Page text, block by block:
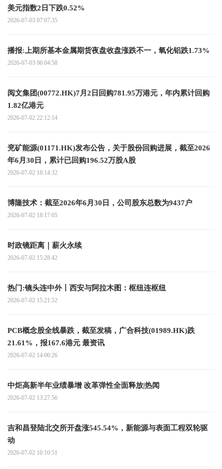
美元指数2日下跌0.52%
2026-07-03 07:07:35
播报:上期所基本金属期货夜盘收盘涨跌不一，氧化铝跌1.73%
2026-07-03 06:04:58
阅文集团(00772.HK)7月2日回购781.95万港元，年内累计回购
1.82亿港元
2026-07-02 22:12:14
兖矿能源(01171.HK)发布公告，关于股份回购进展，截至2026
年6月30日，累计已回购196.52万股A股
2026-07-02 18:14:32
博隆技术：截至2026年6月30日，公司股东总数为9437户
2026-07-02 18:17:05
时政镜距离｜薪火永续
2026-07-02 15:28:42
热门:镜头连中外丨西安与阿拉木图：枢纽连枢纽
2026-07-02 15:21:52
PCB概念股全线暴跌，截至发稿，广合科技(01989.HK)跌
21.61%，报167.6港元 最资讯
2026-07-02 14:00:26
中炬高新半年业绩暴增 改革弹性全面释放|热闻
2026-07-02 13:27:56
吉和昌登陆北交所开盘涨545.54%，新能源与表面工程双轮驱
动
2026-07-02 10:10:51